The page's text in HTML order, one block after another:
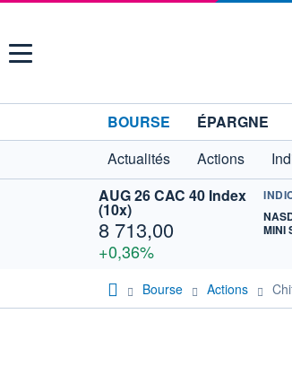
Menu
BOURSE ÉPARGNE
Actualités
Actions
AUG 26 CAC 40 Index
(10x)
8 713,00
+0,36%
MINI
Bourse Actions